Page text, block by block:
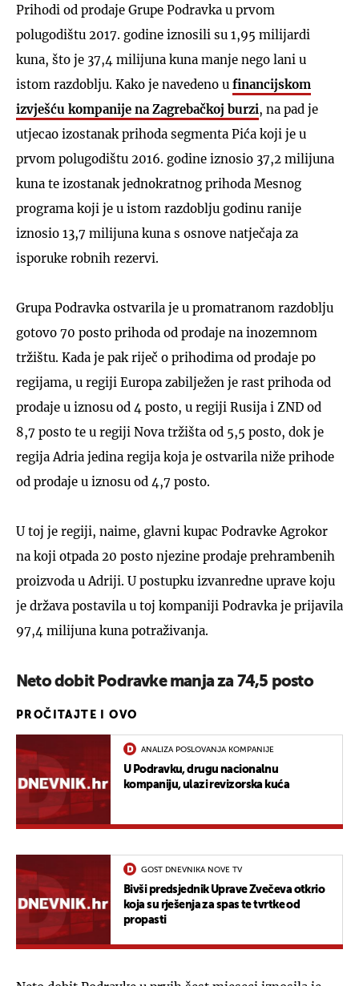
Prihodi od prodaje Grupe Podravka u prvom
polugodištu 2017. godine iznosili su 1,95 milijardi
kuna, što je 37,4 milijuna kuna manje nego lani u
istom razdoblju. Kako je navedeno u financijskom
izvješću kompanije na Zagrebačkoj burzi, na pad je
utjecao izostanak prihoda segmenta Pića koji je u
prvom polugodištu 2016. godine iznosio 37,2 milijuna
kuna te izostanak jednokratnog prihoda Mesnog
programa koji je u istom razdoblju godinu ranije
iznosio 13,7 milijuna kuna s osnove natječaja za
isporuke robnih rezervi.
Grupa Podravka ostvarila je u promatranom razdoblju
gotovo 70 posto prihoda od prodaje na inozemnom
tržištu. Kada je pak riječ o prihodima od prodaje po
regijama, u regiji Europa zabilježen je rast prihoda od
prodaje u iznosu od 4 posto, u regiji Rusija i ZND od
8,7 posto te u regiji Nova tržišta od 5,5 posto, dok je
regija Adria jedina regija koja je ostvarila niže prihode
od prodaje u iznosu od 4,7 posto.
U toj je regiji, naime, glavni kupac Podravke Agrokor
na koji otpada 20 posto njezine prodaje prehrambenih
proizvoda u Adriji. U postupku izvanredne uprave koju
je država postavila u toj kompaniji Podravka je prijavila
97,4 milijuna kuna potraživanja.
Neto dobit Podravke manja za 74,5 posto
PROČITAJTE I OVO
ANALIZA POSLOVANJA KOMPANIJE
U Podravku, drugu nacionalnu
kompaniju, ulazi revizorska kuća
GOST DNEVNIKA NOVE TV
Bivši predsjednik Uprave Zvečeva otkrio
koja su rješenja za spas te tvrtke od
propasti